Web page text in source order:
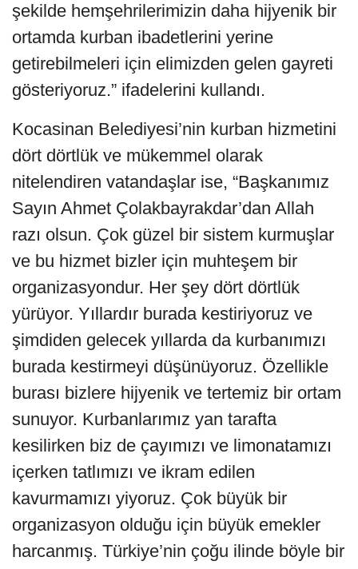
şekilde hemşehrilerimizin daha hijyenik bir
ortamda kurban ibadetlerini yerine
getirebilmeleri için elimizden gelen gayreti
gösteriyoruz.” ifadelerini kullandı.
Kocasinan Belediyesi’nin kurban hizmetini
dört dörtlük ve mükemmel olarak
nitelendiren vatandaşlar ise, “Başkanımız
Sayın Ahmet Çolakbayrakdar’dan Allah
razı olsun. Çok güzel bir sistem kurmuşlar
ve bu hizmet bizler için muhteşem bir
organizasyondur. Her şey dört dörtlük
yürüyor. Yıllardır burada kestiriyoruz ve
şimdiden gelecek yıllarda da kurbanımızı
burada kestirmeyi düşünüyoruz. Özellikle
burası bizlere hijyenik ve tertemiz bir ortam
sunuyor. Kurbanlarımız yan tarafta
kesilirken biz de çayımızı ve limonatamızı
içerken tatlımızı ve ikram edilen
kavurmamızı yiyoruz. Çok büyük bir
organizasyon olduğu için büyük emekler
harcanmış. Türkiye’nin çoğu ilinde böyle bir